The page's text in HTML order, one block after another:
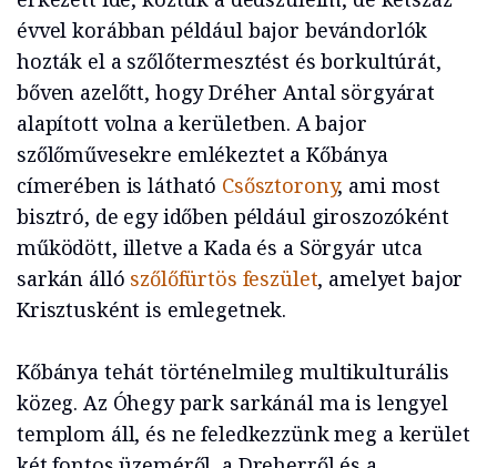
évvel korábban például bajor bevándorlók
hozták el a szőlőtermesztést és borkultúrát,
bőven azelőtt, hogy Dréher Antal sörgyárat
alapított volna a kerületben. A bajor
szőlőművesekre emlékeztet a Kőbánya
címerében is látható Csősztorony, ami most
bisztró, de egy időben például giroszozóként
működött, illetve a Kada és a Sörgyár utca
sarkán álló szőlőfürtös feszület, amelyet bajor
Krisztusként is emlegetnek.
Kőbánya tehát történelmileg multikulturális
közeg. Az Óhegy park sarkánál ma is lengyel
templom áll, és ne feledkezzünk meg a kerület